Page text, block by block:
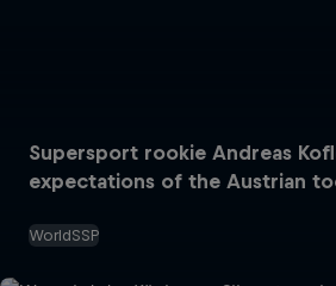
Supersport rookie Andreas
expectations of the Austrian
WorldSSP